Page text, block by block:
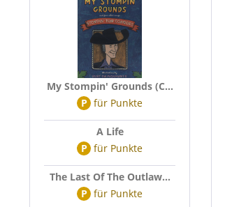
My Stompin' Grounds (C...
P für Punkte
A Life
P für Punkte
The Last Of The Outlaw...
P für Punkte